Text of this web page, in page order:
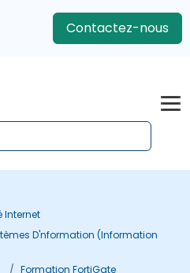
Contactez-nous
Internet
D'nformation (Information
Formation FortiGate